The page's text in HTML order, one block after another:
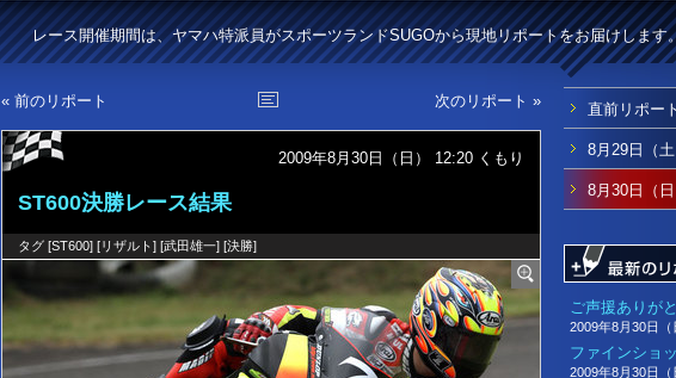
レース開催期間は、ヤマハ特派員がスポーツランドSUGOから現地リポートをお届けします
« 前のリポート 次のリポート »
2009年8月30日（日） 12:20 くもり
ST600決勝レース結果
タグ [ST600] [リザルト] [武田雄一] [決勝]
直前リポート
8月29日（
8月30日（
ご声援ありが
2009年8月30日（
ファインショ
2009年8月30日（